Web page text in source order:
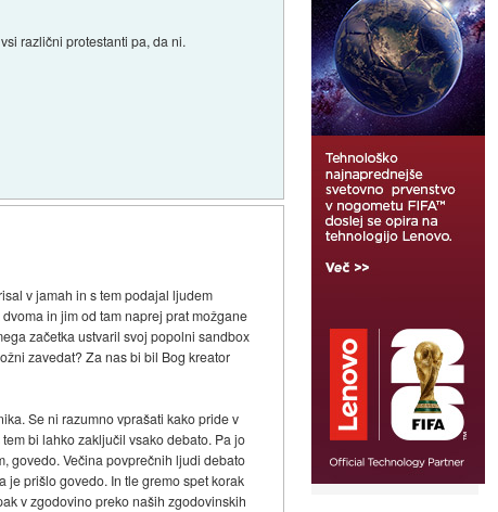
različni protestanti pa, da ni.
v jamah in s tem podajal ljudem
in jim od tam naprej prat možgane
začetka ustvaril svoj popolni sandbox
zavedat? Za nas bi bil Bog kreator
Se ni razumno vprašati kako pride v
bi lahko zaključil vsako debato. Pa jo
govedo. Večina povprečnih ljudi debato
je prišlo govedo. In tle gremo spet korak
v zgodovino preko naših zgodovinskih